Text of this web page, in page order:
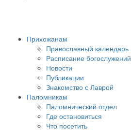
Прихожанам
Православный календарь
Расписание богослужений
Новости
Публикации
Знакомство с Лаврой
Паломникам
Паломнический отдел
Где остановиться
Что посетить